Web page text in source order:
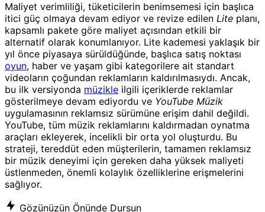
Maliyet verimliliği, tüketicilerin benimsemesi için başlıca
itici güç olmaya devam ediyor ve revize edilen Lite planı,
kapsamlı pakete göre maliyet açısından etkili bir
alternatif olarak konumlanıyor. Lite kademesi yaklaşık bir
yıl önce piyasaya sürüldüğünde, başlıca satış noktası
oyun, haber ve yaşam gibi kategorilere ait standart
videoların çoğundan reklamların kaldırılmasıydı. Ancak,
bu ilk versiyonda müzikle ilgili içeriklerde reklamlar
gösterilmeye devam ediyordu ve YouTube Müzik
uygulamasının reklamsız sürümüne erişim dahil değildi.
YouTube, tüm müzik reklamlarını kaldırmadan oynatma
araçları ekleyerek, incelikli bir orta yol oluşturdu. Bu
strateji, tereddüt eden müşterilerin, tamamen reklamsız
bir müzik deneyimi için gereken daha yüksek maliyeti
üstlenmeden, önemli kolaylık özelliklerine erişmelerini
sağlıyor.
Gözünüzün Önünde Dursun